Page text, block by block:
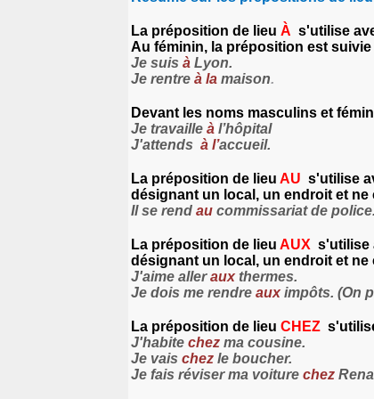
La préposition de lieu À s'utilise
Au féminin, la préposition est suivie
Je suis à Lyon.
Je rentre à la maison.
Devant les noms masculins et
Je travaille à l’hôpital
J'attends à l’accueil.
La préposition de lieu AU s'utilise
désignant un local, un endroit et
Il se rend au commissariat de police.
La préposition de lieu AUX s'utilise
désignant un local, un endroit et
J'aime alleraux thermes.
Je dois me rendre aux impôts. (On
La préposition de lieu CHEZ
J'habite chez ma cousine.
Je vais chez le boucher.
Je fais réviser ma voiture chez